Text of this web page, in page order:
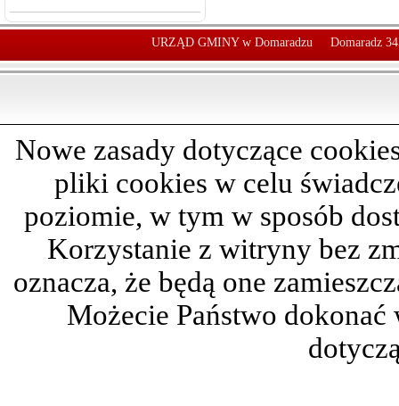
URZĄD GMINY w Domaradzu Domaradz
Nowe zasady dotyczące
pliki cookies w celu
poziomie, w tym w sposób
Korzystanie z witryny bez
oznacza, że będą one
Możecie Państwo